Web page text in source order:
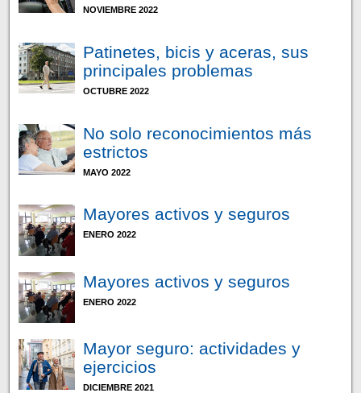
NOVIEMBRE 2022
Patinetes, bicis y aceras, sus
principales problemas
OCTUBRE 2022
No solo reconocimientos más
estrictos
MAYO 2022
Mayores activos y seguros
ENERO 2022
Mayores activos y seguros
ENERO 2022
Mayor seguro: actividades y
ejercicios
DICIEMBRE 2021